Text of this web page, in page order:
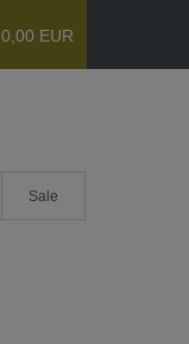
0,00 EUR
Sale